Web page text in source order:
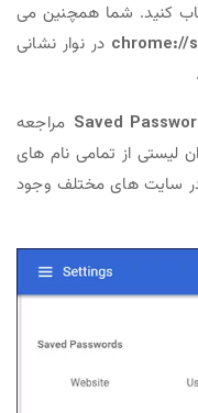
کنید. شما همچنین می
chrome:// در نوار نشانی
Saved مراجعه
لیستی از تمامی نام های
سایت های مختلف وجود